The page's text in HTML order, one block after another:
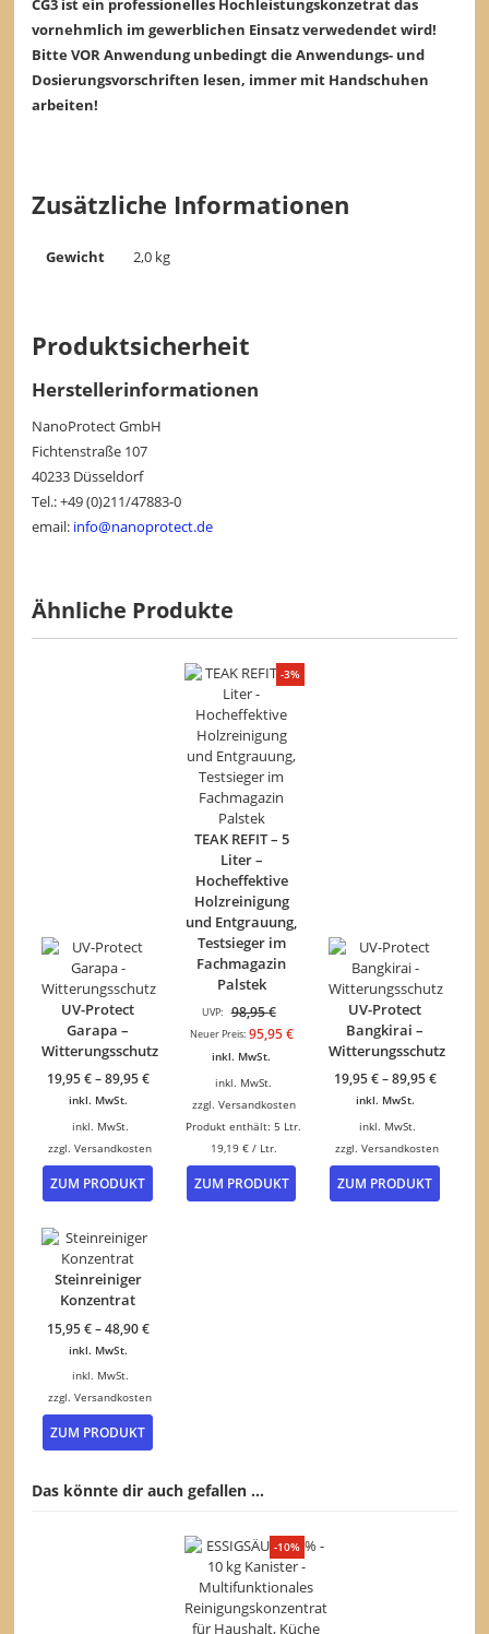
CG3 ist ein professionelles Hochleistungskonzetrat das
vornehmlich im gewerblichen Einsatz verwedendet wird!
Bitte VOR Anwendung unbedingt die Anwendungs- und
Dosierungsvorschriften lesen, immer mit Handschuhen
arbeiten!
Zusätzliche Informationen
Gewicht 2,0 kg
Produktsicherheit
Herstellerinformationen
NanoProtect GmbH
Fichtenstraße 107
40233 Düsseldorf
Tel.: +49 (0)211/47883-0
email: info@nanoprotect.de
Ähnliche Produkte
UV-Protect
Garapa –
Witterungsschutz
19,95€–89,95€
inkl. MwSt.
inkl. MwSt.
zzgl.Versandkosten
ZUM PRODUKT
Dieses
Produkt
gewählt
-3%
TEAK REFIT – 5
Liter –
Hocheffektive
Holzreinigung
und Entgrauung,
Testsieger im
Fachmagazin
Palstek
UVP: 98,95€Ursprünglicher
Preis
Neuer Preis: 95,95€Aktueller
inkl. MwSt.
inkl. MwSt.
zzgl. Versandkosten
Produkt enthält: 5 Ltr.
19,19 €/ Ltr.
ZUM PRODUKT
UV-Protect
Bangkirai –
Witterungsschutz
19,95€–89,95€
inkl. MwSt.
inkl. MwSt.
zzgl.Versandkosten
ZUM PRODUKT
Dieses
Steinreiniger
Konzentrat
15,95€–48,90€
inkl. MwSt.
inkl. MwSt.
zzgl.Versandkosten
ZUM PRODUKT
Dieses
Varianten
Optionen
können
Das könnte dir auch gefallen …
-10%